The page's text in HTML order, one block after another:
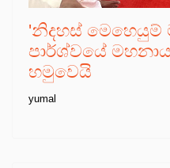
'නිදහස් මෙහෙයුම්
පාර්ශ්වයේ
හමුවෙයි
yumal